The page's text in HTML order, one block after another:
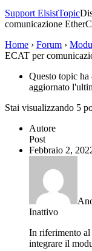
Support ElsistTopic
comunicazione
Home › Forum ›
ECAT per
Questo topic ha
aggiornato
Stai visualizzando 5
Autore
Post
Febbraio 2,
Inattivo
In riferimento al
integrare il